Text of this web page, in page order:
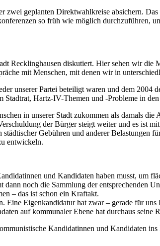
geplanten Direktwahlkreise absichern.
so früh wie möglich durchzuführen,
Recklinghausen diskutiert. Hier sehen wir die
mit Menschen, mit denen wir in
unserer Partei beteiligt waren und dem 2004
Hartz-IV-Themen und -Probleme in
in unserer Stadt zukommen als damals
der Bürger steigt weiter und es ist
Gebühren und anderer Belastungen
entwickeln.
und Kandidaten haben musst, um
noch die Sammlung der entsprechenden
– das ist schon ein Kraftakt.
Eine Eigenkandidatur hat zwar – gerade für
auf kommunaler Ebene hat durchaus seine
Kandidatinnen und Kandidaten